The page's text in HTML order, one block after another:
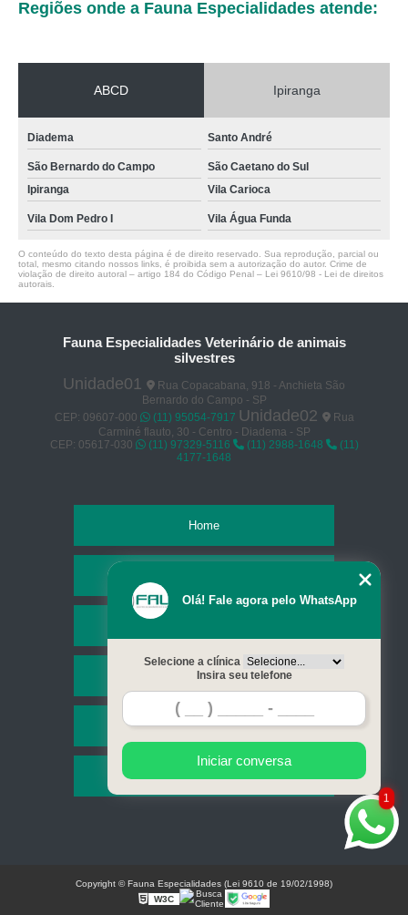
Regiões onde a Fauna Especialidades atende:
ABCD Ipiranga
Diadema Santo André
São Bernardo do Campo
São Caetano do Sul
Ipiranga
Vila Carioca
Vila Dom Pedro I Vila Água Funda
O conteúdo do texto desta página é de direito reservado. Sua reprodução, parcial ou
total, mesmo citando nossos links, é proibida sem a autorização do autor. Crime de
violação de direito autoral – artigo 184 do Código Penal – Lei 9610/98 - Lei de direitos
autorais
Fauna Especialidades Veterinário de animais
silvestres
Unidade01
Rua Copacabana, 918 - Anchieta São
Bernardo do Campo - SP
CEP: 09607-000
(11) 95054-7917 Unidade02
Rua
Carminé flauto, 30 - Centro - Diadema - SP
CEP: 05617-030
(11) 97329-5116 (11) 2988-1648
(11)
4177-1648
Home
Serviços
Contato
Mapa do site
1
Olá! Fale agora pelo WhatsApp
Selecione a clínica
Insira seu telefone
Iniciar conversa
Copyright © Fauna Especialidades (Lei 9610 de 19/02/1998)
W3C